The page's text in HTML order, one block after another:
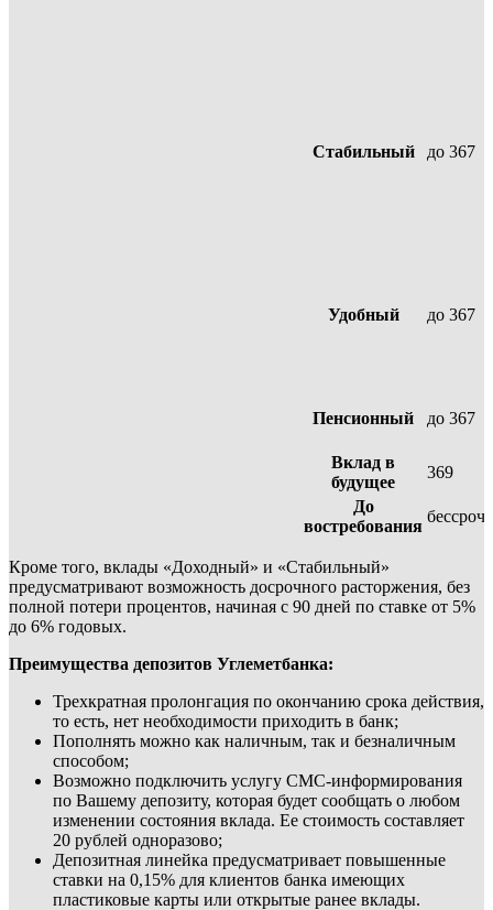
Стабильный до 367
Удобный до 367
Пенсионный до 367
Вклад в
будущее
369
До
востребования
Кроме того, вклады «Доходный» и «Стабильный»
предусматривают возможность досрочного расторжения, без
полной потери процентов, начиная с 90 дней по ставке от 5%
до 6% годовых.
Преимущества депозитов Углеметбанка:
Трехкратная пролонгация по окончанию срока действия,
то есть, нет необходимости приходить в банк;
Пополнять можно как наличным, так и безналичным
способом;
Возможно подключить услугу СМС-информирования
по Вашему депозиту, которая будет сообщать о любом
изменении состояния вклада. Ее стоимость составляет
20 рублей одноразово;
Депозитная линейка предусматривает повышенные
ставки на 0,15% для клиентов банка имеющих
пластиковые карты или открытые ранее вклады.